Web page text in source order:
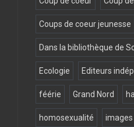
Coups de coeur jeunesse
Dans la bibliothèque de
Ecologie Editeurs
féérie Grand Nord
homosexualité images